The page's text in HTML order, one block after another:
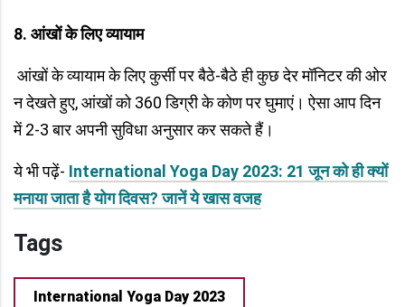
8. आंखों के लिए व्यायाम
आंखों के व्यायाम के लिए कुर्सी पर बैठे-बैठे ही कुछ देर मॉनिटर की ओर
न देखते हुए, आंखों को 360 डिग्री के कोण पर घुमाएं। ऐसा आप दिन
में 2-3 बार अपनी सुविधा अनुसार कर सकते हैं।
ये भी पढ़ें- International Yoga Day 2023: 21 जून को ही क्यों
मनाया जाता है योग दिवस? जानें ये खास वजह
Tags
International Yoga Day 2023